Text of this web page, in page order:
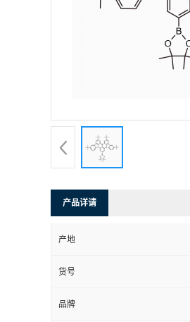
产品详请
产地
货号
品牌